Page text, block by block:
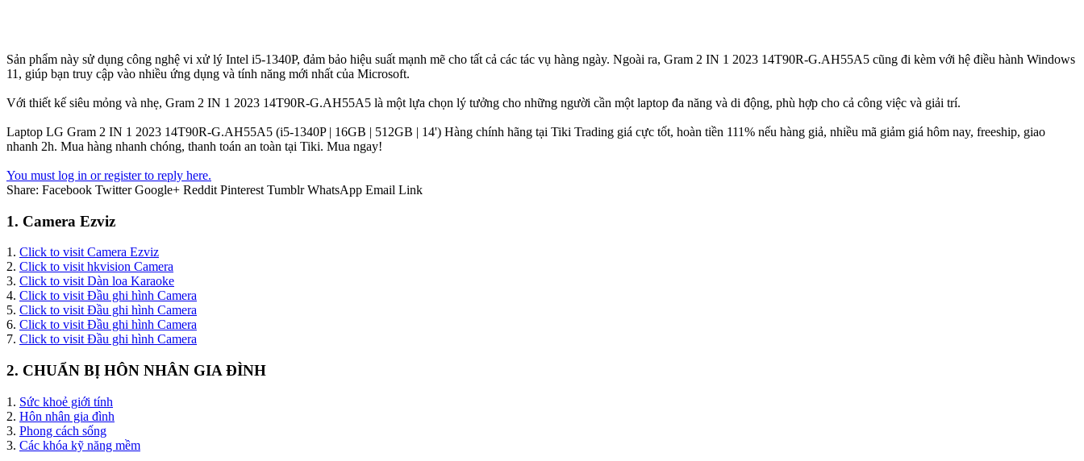
Sản phẩm này sử dụng công nghệ vi xử lý Intel i5-1340P, đảm bảo hiệu suất mạnh mẽ cho tất cả các tác vụ hàng ngày. Ngoài ra, Gram 2 IN 1 2023 14T90R-G.AH55A5 cũng đi kèm với hệ điều hành Windows
11, giúp bạn truy cập vào nhiều ứng dụng và tính năng mới nhất của Microsoft.
Với thiết kế siêu mỏng và nhẹ, Gram 2 IN 1 2023 14T90R-G.AH55A5 là một lựa chọn lý tưởng cho những người cần một laptop đa năng và di động, phù hợp cho cả công việc và giải trí.
Laptop LG Gram 2 IN 1 2023 14T90R-G.AH55A5 (i5-1340P | 16GB | 512GB | 14') Hàng chính hãng tại Tiki Trading giá cực tốt, hoàn tiền 111% nếu hàng giả, nhiều mã giảm giá hôm nay, freeship, giao
nhanh 2h. Mua hàng nhanh chóng, thanh toán an toàn tại Tiki. Mua ngay!
You must log in or register to reply here.
Share: Facebook Twitter Google+ Reddit Pinterest Tumblr WhatsApp Email Link
1. Camera Ezviz
1. Click to visit Camera Ezviz
2. Click to visit hkvision Camera
3. Click to visit Dàn loa Karaoke
4. Click to visit Đầu ghi hình Camera
5. Click to visit Đầu ghi hình Camera
6. Click to visit Đầu ghi hình Camera
7. Click to visit Đầu ghi hình Camera
2. CHUẨN BỊ HÔN NHÂN GIA ĐÌNH
1. Sức khoẻ giới tính
2. Hôn nhân gia đình
3. Phong cách sống
3. Các khóa kỹ năng mềm